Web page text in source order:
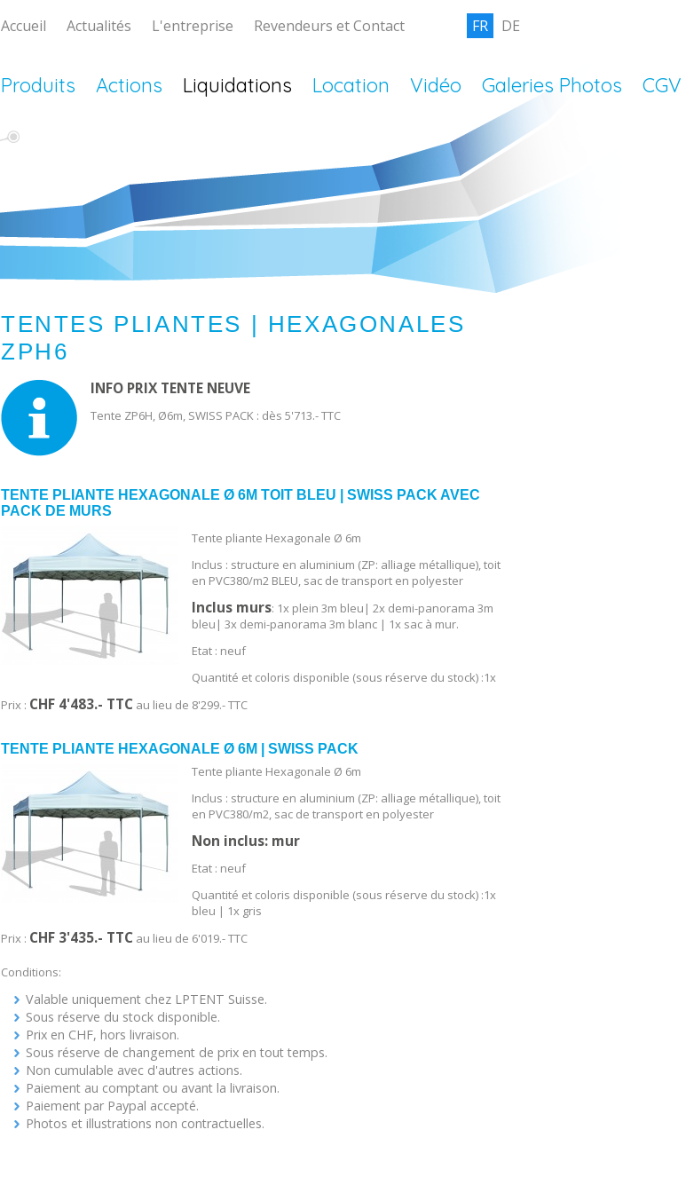
FR DE
Accueil Actualités L'entreprise Revendeurs et Contact
Produits Actions Liquidations Location Vidéo Galeries Photos CGV
TENTES PLIANTES | HEXAGONALES
ZPH6
INFO PRIX TENTE NEUVE
Tente ZP6H, Ø6m, SWISS PACK : dès 5'713.- TTC
TENTE PLIANTE HEXAGONALE Ø 6M TOIT BLEU | SWISS PACK AVEC
PACK DE MURS
Tente pliante Hexagonale Ø 6m
Inclus : structure en aluminium (ZP: alliage métallique), toit
en PVC380/m2 BLEU, sac de transport en polyester
Inclus murs: 1x plein 3m bleu| 2x demi-panorama 3m
bleu| 3x demi-panorama 3m blanc | 1x sac à mur.
Etat : neuf
Quantité et coloris disponible (sous réserve du stock) :1x
Prix : CHF 4'483.- TTC au lieu de 8'299.- TTC
TENTE PLIANTE HEXAGONALE Ø 6M | SWISS PACK
Tente pliante Hexagonale Ø 6m
Inclus : structure en aluminium (ZP: alliage métallique), toit
en PVC380/m2, sac de transport en polyester
Non inclus: mur
Etat : neuf
Quantité et coloris disponible (sous réserve du stock) :1x
bleu | 1x gris
Prix : CHF 3'435.- TTC au lieu de 6'019.- TTC
Conditions:
Valable uniquement chez LPTENT Suisse.
Sous réserve du stock disponible.
Prix en CHF, hors livraison.
Sous réserve de changement de prix en tout temps.
Non cumulable avec d'autres actions.
Paiement au comptant ou avant la livraison.
Paiement par Paypal accepté.
Photos et illustrations non contractuelles.